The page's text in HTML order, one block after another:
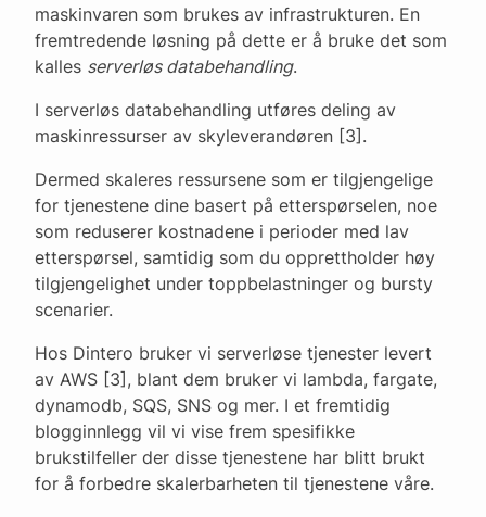
maskinvaren som brukes av infrastrukturen. En
fremtredende løsning på dette er å bruke det som
kalles serverløs databehandling.
I serverløs databehandling utføres deling av
maskinressurser av skyleverandøren [3].
Dermed skaleres ressursene som er tilgjengelige
for tjenestene dine basert på etterspørselen, noe
som reduserer kostnadene i perioder med lav
etterspørsel, samtidig som du opprettholder høy
tilgjengelighet under toppbelastninger og bursty
scenarier.
Hos Dintero bruker vi serverløse tjenester levert
av AWS [3], blant dem bruker vi lambda, fargate,
dynamodb, SQS, SNS og mer. I et fremtidig
blogginnlegg vil vi vise frem spesifikke
brukstilfeller der disse tjenestene har blitt brukt
for å forbedre skalerbarheten til tjenestene våre.